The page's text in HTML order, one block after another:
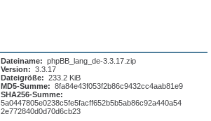
Dateiname: phpBB_lang_de-3.3.17.zip
Version: 3.3.17
Dateigröße: 233.2 KiB
MD5-Summe: 8fa84e43f053f2b86c9432cc4aab81e9
SHA256-Summe:
5a0447805e0238c5fe5facff652b5b5ab86c92a440a54
2e772840d0d70d6cb23